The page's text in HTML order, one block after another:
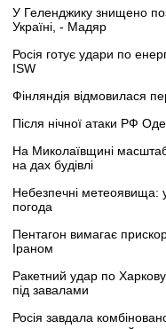
У Геленджику знищено
Україні, - Мадяр
Росія готує удари по
ISW
Фінляндія відмовилася
Після нічної атаки РФ
На Миколаївщині
на дах будівлі
Небезпечні метеоявища:
погода
Пентагон вимагає
Іраном
Ракетний удар по
під завалами
Росія завдала